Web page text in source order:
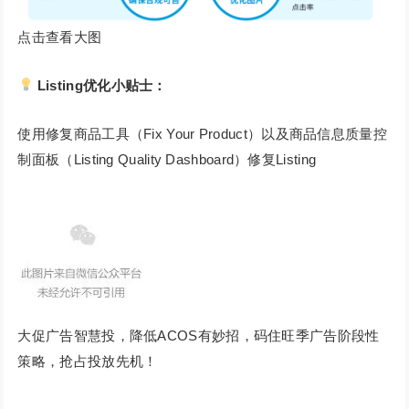
点击查看大图
Listing优化小贴士：
使用修复商品工具（Fix Your Product）以及商品信息质量控
制面板（Listing Quality Dashboard）修复Listing
大促广告智慧投，降低ACOS有妙招，码住旺季广告阶段性
策略，抢占投放先机！